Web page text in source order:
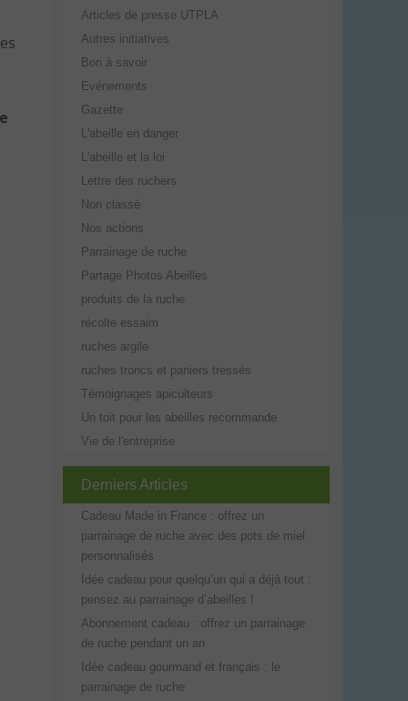
Articles de presse UTPLA
Autres initiatives
Bon à savoir
Evénements
Gazette
L'abeille en danger
L'abeille et la loi
Lettre des ruchers
Non classé
Nos actions
Parrainage de ruche
Partage Photos Abeilles
produits de la ruche
récolte essaim
ruches argile
ruches troncs et paniers tressés
Témoignages apiculteurs
Un toit pour les abeilles recommande
Vie de l'entreprise
Derniers Articles
Cadeau Made in France : offrez un
parrainage de ruche avec des pots de miel
personnalisés
Idée cadeau pour quelqu’un qui a déjà tout :
pensez au parrainage d’abeilles !
Abonnement cadeau : offrez un parrainage
de ruche pendant un an
Idée cadeau gourmand et français : le
parrainage de ruche